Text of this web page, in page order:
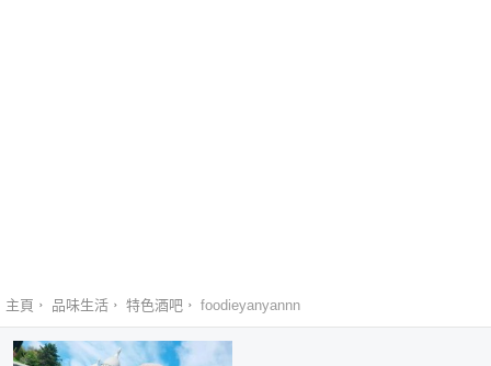
主頁 品味生活 特色酒吧 foodieyanyannn